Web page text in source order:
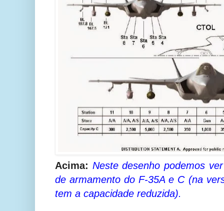
Acima: Neste desenho podemos
de armamento do F-35A e C (na
tem a capacidade reduzida).